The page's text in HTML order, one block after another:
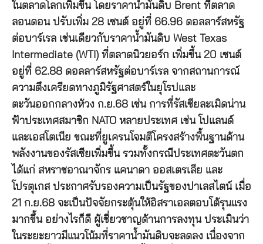
ในตลาดโลกเพิ่มขึ้น โดยราคาน้ำมันดิบ Brent ที่ตลาด
ลอนดอน ปรับเพิ่ม 28 เซนต์ อยู่ที่ 66.96 ดอลลาร์สหรัฐ
ต่อบาร์เรล เช่นเดียวกับราคาน้ำมันดิบ West Texas
Intermediate (WTI) ที่ตลาดนิวยอร์ก เพิ่มขึ้น 20 เซนต์
อยู่ที่ 62.88 ดอลลาร์สหรัฐต่อบาร์เรล จากสถานการณ์
ความตึงเครียดทางภูมิรัฐศาสตร์ในยุโรปและ
ตะวันออกกลางห้วง ก.ย.68 เช่น การที่รัสเซียละเมิดน่าน
ฟ้าประเทศสมาชิก NATO หลายประเทศ เช่น โปแลนด์
และเอสโตเนีย ขณะที่ยูเครนโจมตีโครงสร้างพื้นฐานด้าน
พลังงานของรัสเซียเพิ่มขึ้น รวมทั้งกรณีประเทศตะวันตก
ได้แก่ สหราชอาณาจักร แคนาดา ออสเตรเลีย และ
โปรตุเกส ประกาศรับรองความเป็นรัฐของปาเลสไตน์ เมื่อ
21 ก.ย.68 จะเป็นปัจจัยกระตุ้นให้อิสราเอลตอบโต้รุนแรง
มากขึ้น อย่างไรก็ดี ผู้เชี่ยวชาญด้านการลงทุน ประเมินว่า
ในระยะยาวมีแนวโน้มที่ราคาน้ำมันดิบจะลดลง เนื่องจาก